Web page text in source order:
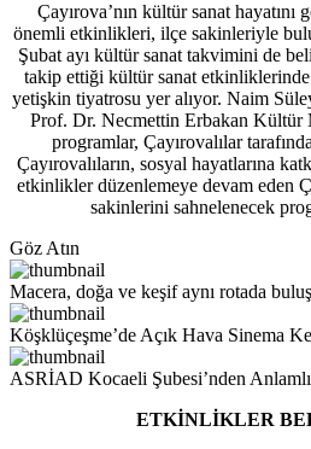
Çayırova’nın kültür sanat
önemli etkinlikleri, ilçe sakinleriyle
Şubat ayı kültür sanat takvimini de
takip ettiği kültür sanat
yetişkin tiyatrosu yer alıyor. Naim
Prof. Dr. Necmettin Erbakan Kültür
programlar, Çayırovalılar
Çayırovalıların, sosyal hayatlarına
etkinlikler düzenlemeye devam eden
sakinlerini sahnelenecek
Göz Atın
Macera, doğa ve keşif aynı rotada
Köşklüçeşme’de Açık Hava Sinema
ASRİAD Kocaeli Şubesi’nden
ETKİNLİKLER